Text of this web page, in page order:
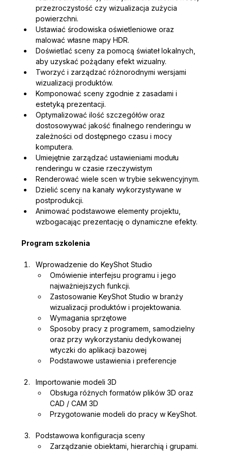
przezroczystość czy wizualizacja zużycia
powierzchni.
Ustawiać środowiska oświetleniowe oraz
malować własne mapy HDR.
Doświetlać sceny za pomocą świateł lokalnych,
aby uzyskać pożądany efekt wizualny.
Tworzyć i zarządzać różnorodnymi wersjami
wizualizacji produktów.
Komponować sceny zgodnie z zasadami i
estetyką prezentacji.
Optymalizować ilość szczegółów oraz
dostosowywać jakość finalnego renderingu w
zależności od dostępnego czasu i mocy
komputera.
Umiejętnie zarządzać ustawieniami modułu
renderingu w czasie rzeczywistym
Renderować wiele scen w trybie sekwencyjnym.
Dzielić sceny na kanały wykorzystywane w
postprodukcji.
Animować podstawowe elementy projektu,
wzbogacając prezentację o dynamiczne efekty.
Program szkolenia
Wprowadzenie do KeyShot Studio
Omówienie interfejsu programu i jego
najważniejszych funkcji.
Zastosowanie KeyShot Studio w branży
wizualizacji produktów i projektowania.
Wymagania sprzętowe
Sposoby pracy z programem, samodzielny
oraz przy wykorzystaniu dedykowanej
wtyczki do aplikacji bazowej
Podstawowe ustawienia i preferencje
Importowanie modeli 3D
Obsługa różnych formatów plików 3D oraz
CAD / CAM 3D
Przygotowanie modeli do pracy w KeyShot.
Podstawowa konfiguracja sceny
Zarządzanie obiektami, hierarchią i grupami.